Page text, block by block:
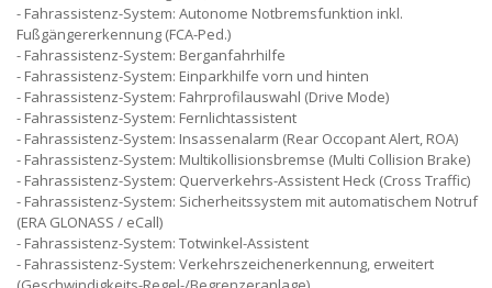
Fahrassistenz-System: Autonome Notbremsfunktion inkl.
Fußgängererkennung (FCA-Ped.)
Fahrassistenz-System: Berganfahrhilfe
Fahrassistenz-System: Einparkhilfe vorn und hinten
Fahrassistenz-System: Fahrprofilauswahl (Drive Mode)
Fahrassistenz-System: Fernlichtassistent
Fahrassistenz-System: Insassenalarm (Rear Occopant Alert, ROA)
Fahrassistenz-System: Multikollisionsbremse (Multi Collision Brake)
Fahrassistenz-System: Querverkehrs-Assistent Heck (Cross Traffic)
Fahrassistenz-System: Sicherheitssystem mit automatischem Notruf
(ERA GLONASS / eCall)
Fahrassistenz-System: Totwinkel-Assistent
Fahrassistenz-System: Verkehrszeichenerkennung, erweitert